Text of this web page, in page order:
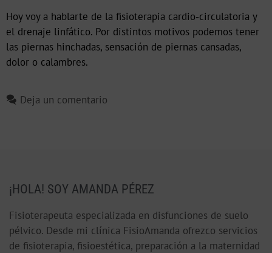
Hoy voy a hablarte de la fisioterapia cardio-circulatoria y
el drenaje linfático. Por distintos motivos podemos tener
las piernas hinchadas, sensación de piernas cansadas,
dolor o calambres.
Deja un comentario
¡HOLA! SOY AMANDA PÉREZ
Fisioterapeuta especializada en disfunciones de suelo
pélvico. Desde mi clínica FisioAmanda ofrezco servicios
de fisioterapia, fisioestética, preparación a la maternidad